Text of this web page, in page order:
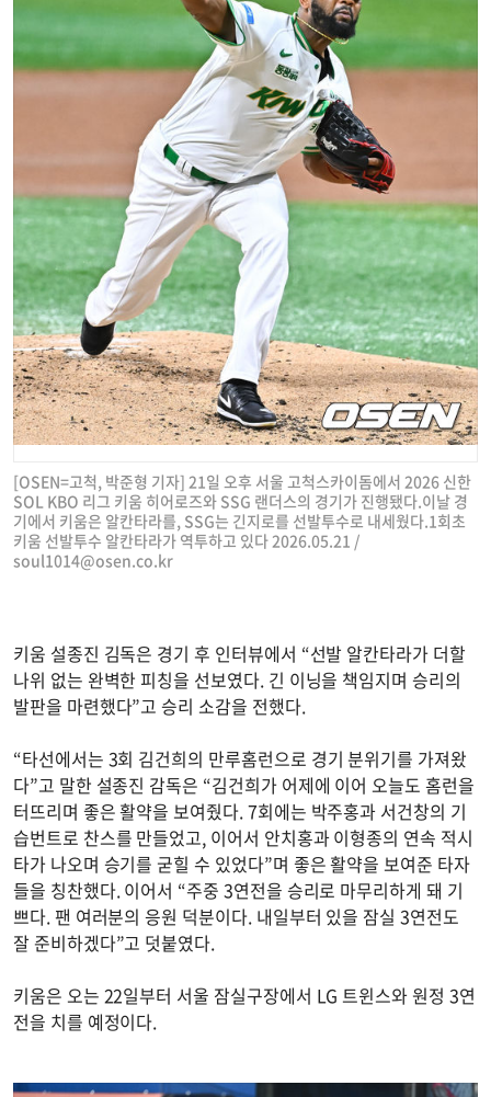
[OSEN=고척, 박준형 기자] 21일 오후 서울 고척스카이돔에서 2026 신한
SOL KBO 리그 키움 히어로즈와 SSG 랜더스의 경기가 진행됐다.이날 경
기에서 키움은 알칸타라를, SSG는 긴지로를 선발투수로 내세웠다.1회초
키움 선발투수 알칸타라가 역투하고 있다 2026.05.21 /
soul1014@osen.co.kr
키움 설종진 김독은 경기 후 인터뷰에서 “선발 알칸타라가 더할
나위 없는 완벽한 피칭을 선보였다. 긴 이닝을 책임지며 승리의
발판을 마련했다”고 승리 소감을 전했다.
“타선에서는 3회 김건희의 만루홈런으로 경기 분위기를 가져왔
다”고 말한 설종진 감독은 “김건희가 어제에 이어 오늘도 홈런을
터뜨리며 좋은 활약을 보여줬다. 7회에는 박주홍과 서건창의 기
습번트로 찬스를 만들었고, 이어서 안치홍과 이형종의 연속 적시
타가 나오며 승기를 굳힐 수 있었다”며 좋은 활약을 보여준 타자
들을 칭찬했다. 이어서 “주중 3연전을 승리로 마무리하게 돼 기
쁘다. 팬 여러분의 응원 덕분이다. 내일부터 있을 잠실 3연전도
잘 준비하겠다”고 덧붙였다.
키움은 오는 22일부터 서울 잠실구장에서 LG 트윈스와 원정 3연
전을 치를 예정이다.